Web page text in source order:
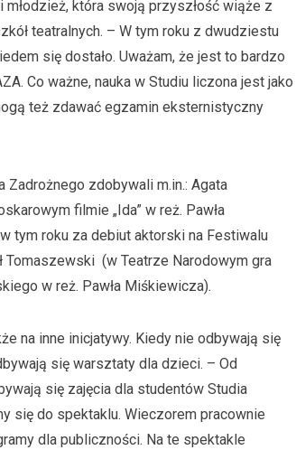
która swoją przyszłość wiąże z
teatralnych. – W tym roku z dwudziestu
się dostało. Uważam, że jest to bardzo
Co ważne, nauka w Studiu liczona jest jako
też zdawać egzamin eksternistyczny
zdobywali m.in.: Agata
filmie „Ida” w reż. Pawła
tym roku za debiut aktorski na Festiwalu
Tomaszewski (w Teatrze Narodowym gra
w reż. Pawła Miśkiewicza).
na inne inicjatywy. Kiedy nie odbywają się
się warsztaty dla dzieci. – Od
się zajęcia dla studentów Studia
się do spektaklu. Wieczorem pracownie
dla publiczności. Na te spektakle